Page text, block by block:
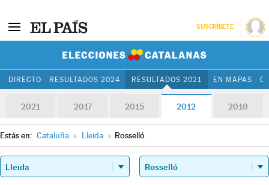
SUSCRÍBETE
DIRECTO RESULTADOS 2024 RESULTADOS 2021 EN MAPAS
2021 2017 2015 2012 2010
Estás en: Cataluña » Lleida » Rosselló